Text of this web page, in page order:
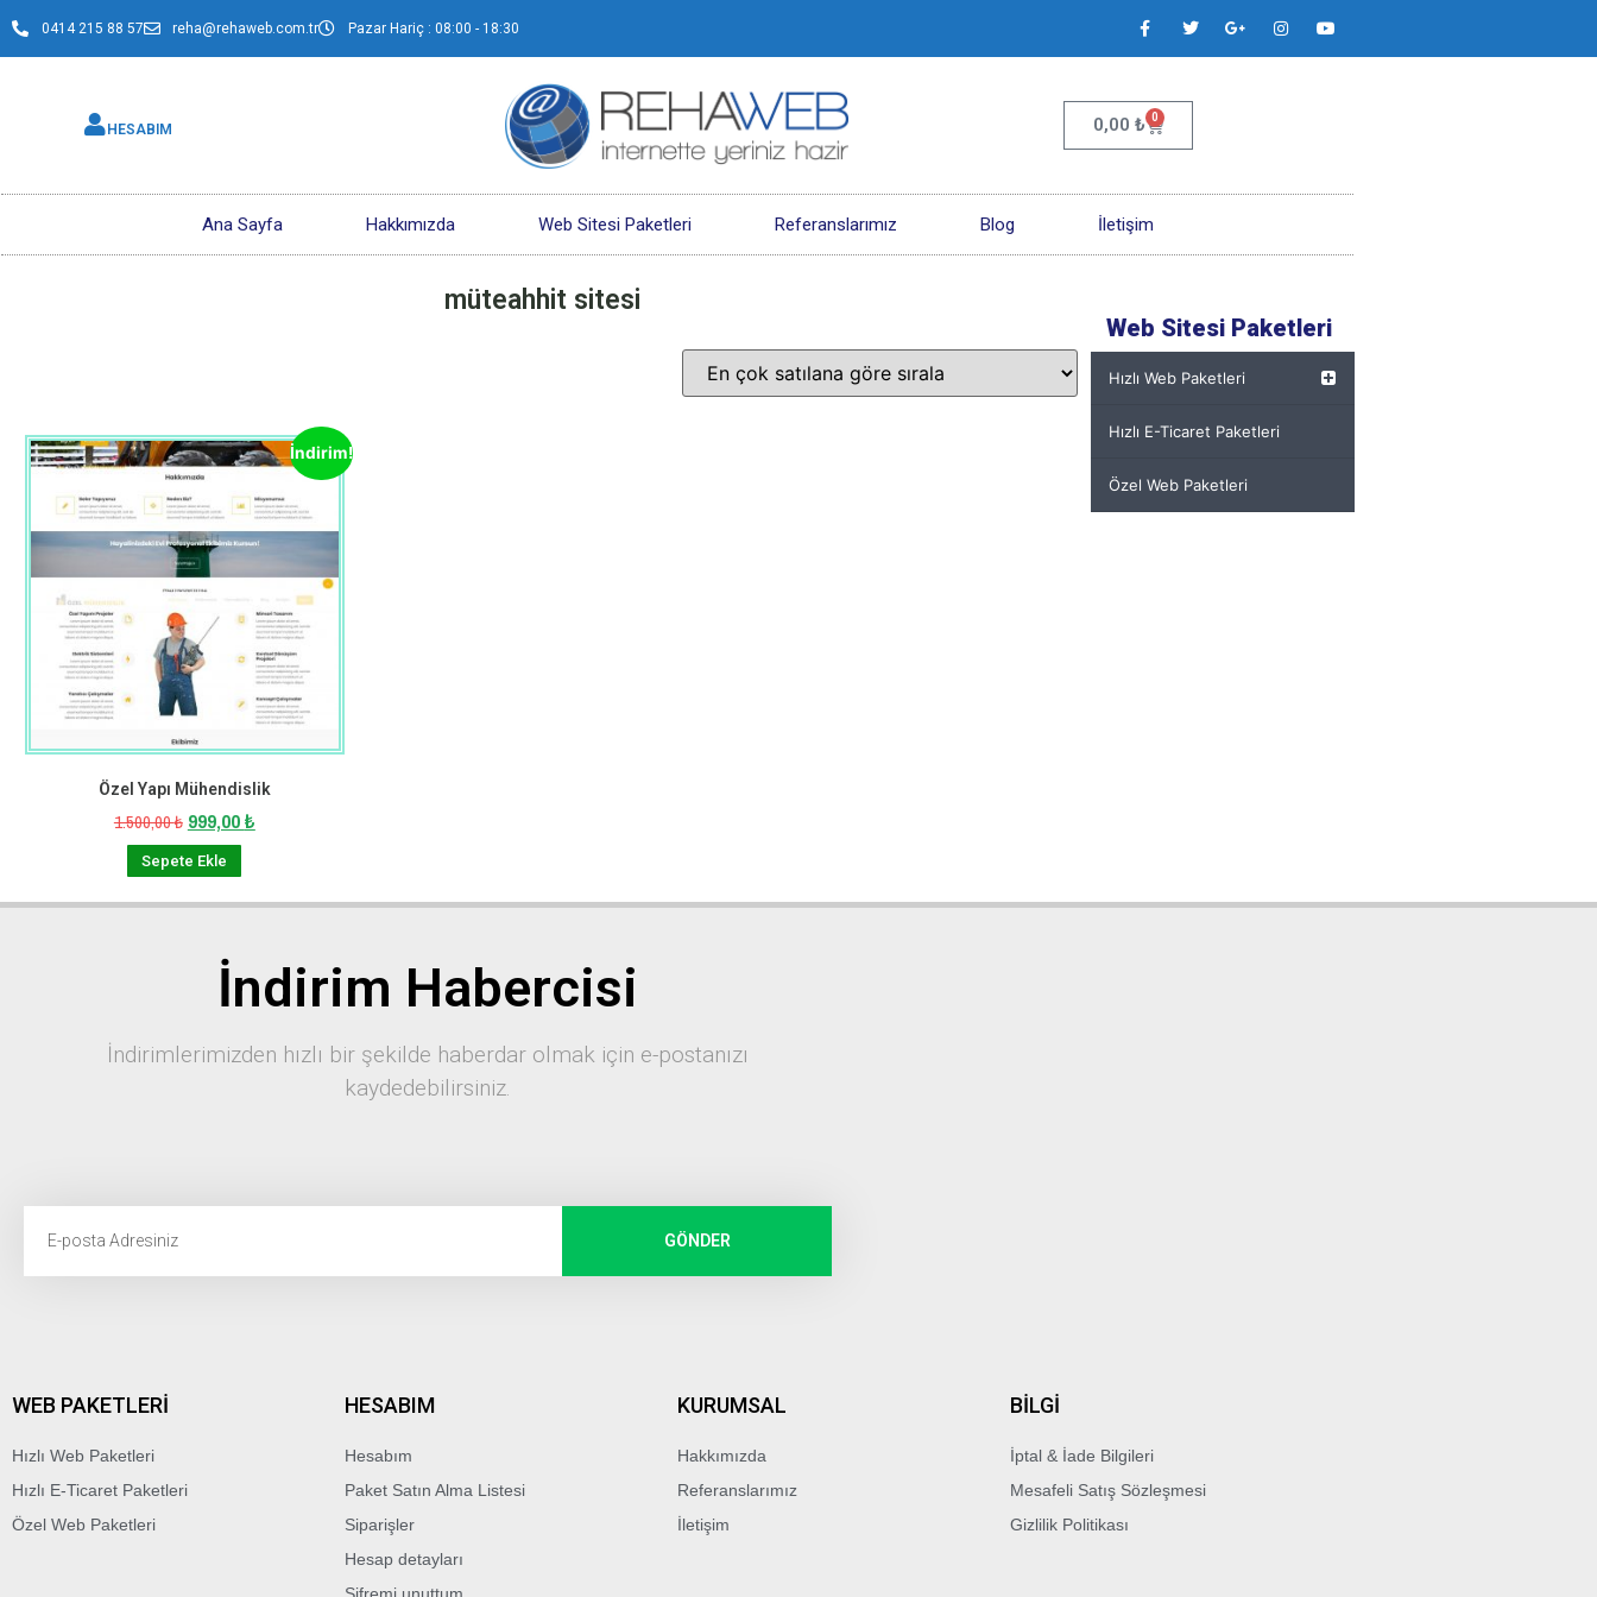
0414 215 88 57 reha@rehaweb.com.tr Pazar Hariç : 08:00 - 18:30
HESABIM 0,00₺ 0
Ana Sayfa Hakkımızda Web Sitesi Paketleri Referanslarımız Blog İletişim
müteahhit sitesi
İndirim!
Özel Yapı Mühendislik
1.500,00₺ 999,00₺
Sepete Ekle
Web Sitesi Paketleri
Hızlı Web Paketleri
Hızlı E-Ticaret Paketleri
Özel Web Paketleri
İndirim Habercisi
İndirimlerimizden hızlı bir şekilde haberdar olmak için e-postanızı
kaydedebilirsiniz.
GÖNDER
WEB PAKETLERİ
Hızlı Web Paketleri
Hızlı E-Ticaret Paketleri
Özel Web Paketleri
HESABIM
Hesabım
Paket Satın Alma Listesi
Siparişler
Hesap detayları
Şifremi unuttum
KURUMSAL
Hakkımızda
Referanslarımız
İletişim
BİLGİ
İptal & İade Bilgileri
Mesafeli Satış Sözleşmesi
Gizlilik Politikası